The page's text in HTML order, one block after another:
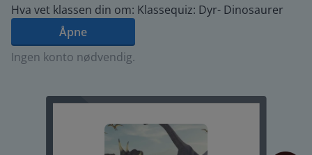
Hva vet klassen din om: Klassequiz: Dyr- Dinosaurer
Åpne
Ingen konto nødvendig.